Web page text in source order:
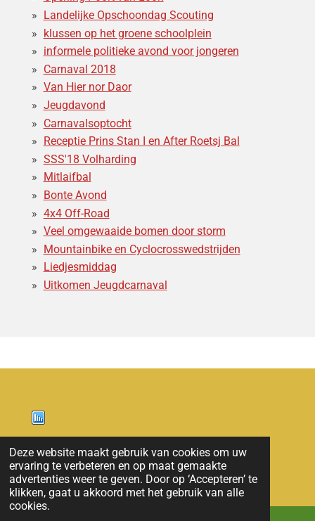
Deze website maakt gebruik van cookies om uw
ervaring te verbeteren en op maat gemaakte
advertenties weer te geven. Door op ‘Accepteren’ te
klikken, gaat u akkoord met het gebruik van alle
cookies.
Landelijke Opschoondag Scouting
klussen op het groene schoolplein
informele politieke avond voor jongeren
Carnaval 2018
Van Hier nor Daor
Jeugdavond
Carnavalsoptocht
Receptie Prins Stan I en After Roetsj Bal
SSS'18 Volharding
Mitlaifbal
Bonte Avond
4x4 Off-Road
Veel omgewaaide bomen door storm
Mountainbike en Cyclocrosswedstrijden
Liedjesmiddag
Uitkomen Jeugdcarnaval
Nieuws
© 2011 - 2026 overloon nieuws